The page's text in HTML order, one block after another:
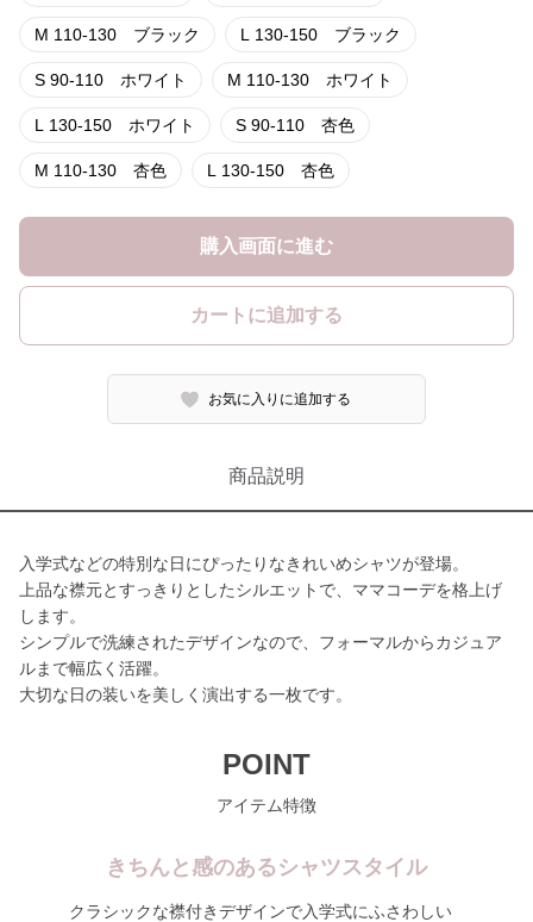
M 110-130 ブラック L 130-150 ブラック
S 90-110 ホワイト M 110-130 ホワイト
L 130-150 ホワイト S 90-110 杏色
M 110-130 杏色 L 130-150 杏色
購入画面に進む
カートに追加する
お気に入りに追加する
商品説明
入学式などの特別な日にぴったりなきれいめシャツが登場。
上品な襟元とすっきりとしたシルエットで、ママコーデを格上げ
します。
シンプルで洗練されたデザインなので、フォーマルからカジュア
ルまで幅広く活躍。
大切な日の装いを美しく演出する一枚です。
POINT
アイテム特徴
きちんと感のあるシャツスタイル
クラシックな襟付きデザインで入学式にふさわしい